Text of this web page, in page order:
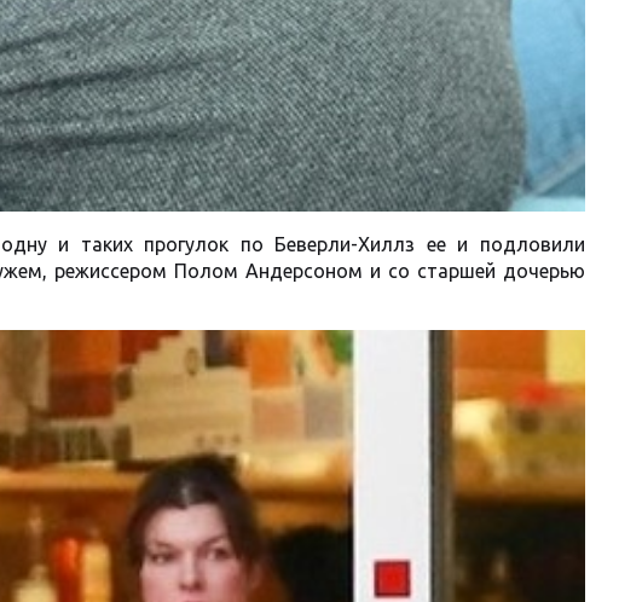
и таких прогулок по Беверли-Хиллз ее и подловили
режиссером Полом Андерсоном и со старшей дочерью